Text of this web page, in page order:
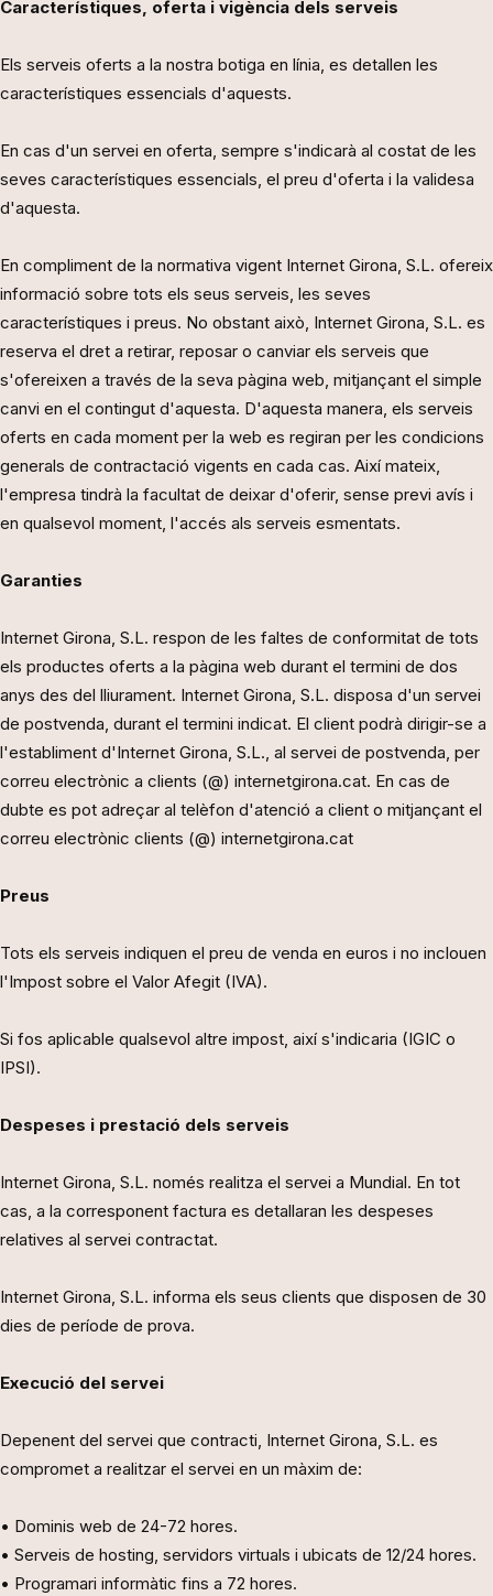
Característiques, oferta i vigència dels serveis
Els serveis oferts a la nostra botiga en línia, es detallen les
característiques essencials d'aquests.
En cas d'un servei en oferta, sempre s'indicarà al costat de les
seves característiques essencials, el preu d'oferta i la validesa
d'aquesta.
En compliment de la normativa vigent Internet Girona, S.L. ofereix
informació sobre tots els seus serveis, les seves
característiques i preus. No obstant això, Internet Girona, S.L. es
reserva el dret a retirar, reposar o canviar els serveis que
s'ofereixen a través de la seva pàgina web, mitjançant el simple
canvi en el contingut d'aquesta. D'aquesta manera, els serveis
oferts en cada moment per la web es regiran per les condicions
generals de contractació vigents en cada cas. Així mateix,
l'empresa tindrà la facultat de deixar d'oferir, sense previ avís i
en qualsevol moment, l'accés als serveis esmentats.
Garanties
Internet Girona, S.L. respon de les faltes de conformitat de tots
els productes oferts a la pàgina web durant el termini de dos
anys des del lliurament. Internet Girona, S.L. disposa d'un servei
de postvenda, durant el termini indicat. El client podrà dirigir-se a
l'establiment d'Internet Girona, S.L., al servei de postvenda, per
correu electrònic a clients (@) internetgirona.cat. En cas de
dubte es pot adreçar al telèfon d'atenció a client o mitjançant el
correu electrònic clients (@) internetgirona.cat
Preus
Tots els serveis indiquen el preu de venda en euros i no inclouen
l'Impost sobre el Valor Afegit (IVA).
Si fos aplicable qualsevol altre impost, així s'indicaria (IGIC o
IPSI).
Despeses i prestació dels serveis
Internet Girona, S.L. només realitza el servei a Mundial. En tot
cas, a la corresponent factura es detallaran les despeses
relatives al servei contractat.
Internet Girona, S.L. informa els seus clients que disposen de 30
dies de període de prova.
Execució del servei
Depenent del servei que contracti, Internet Girona, S.L. es
compromet a realitzar el servei en un màxim de:
• Dominis web de 24-72 hores.
• Serveis de hosting, servidors virtuals i ubicats de 12/24 hores.
• Programari informàtic fins a 72 hores.